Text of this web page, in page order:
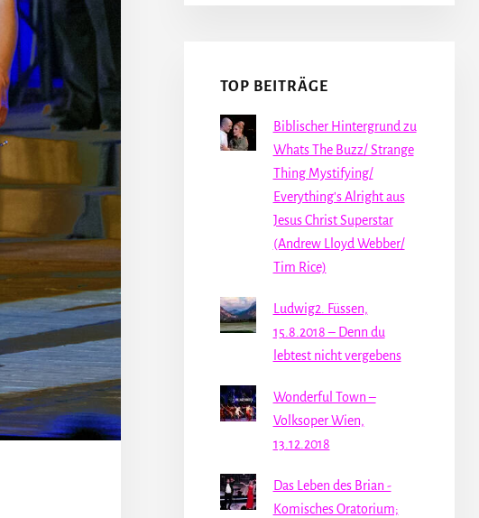
TOP BEITRÄGE
Biblischer Hintergrund zu
Whats The Buzz/ Strange
Thing Mystifying/
Everything's Alright aus
Jesus Christ Superstar
(Andrew Lloyd Webber/
Tim Rice)
Ludwig2. Füssen,
15.8.2018 – Denn du
lebtest nicht vergebens
Wonderful Town –
Volksoper Wien,
13.12.2018
Das Leben des Brian -
Komisches Oratorium;